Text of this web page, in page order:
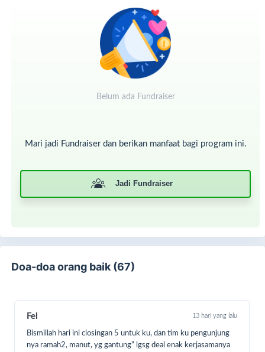
"Ambillah zakat dari sebagian harta mereka, dengan zakat
itu kamu membersihkan dan menyucikan mereka."
Zakat Anda adalah doa yang diaminkan oleh air mata
"Barangsiapa menghilangkan kesusahan seorang mukmin
di dunia, Allah akan menghilangkan kesusahannya di
Jadilah jawaban dari doa-doa mereka.💛
Belum ada Fundraiser
Mari jadi Fundraiser dan berikan manfaat bagi program ini.
Jadi Fundraiser
Doa-doa orang baik (67)
Fel 13 hari yang lalu
Bismillah hari ini closingan 5 untuk ku, dan tim ku pengunjung
nya ramah2, manut, yg gantung” lgsg deal enak kerjasamanya